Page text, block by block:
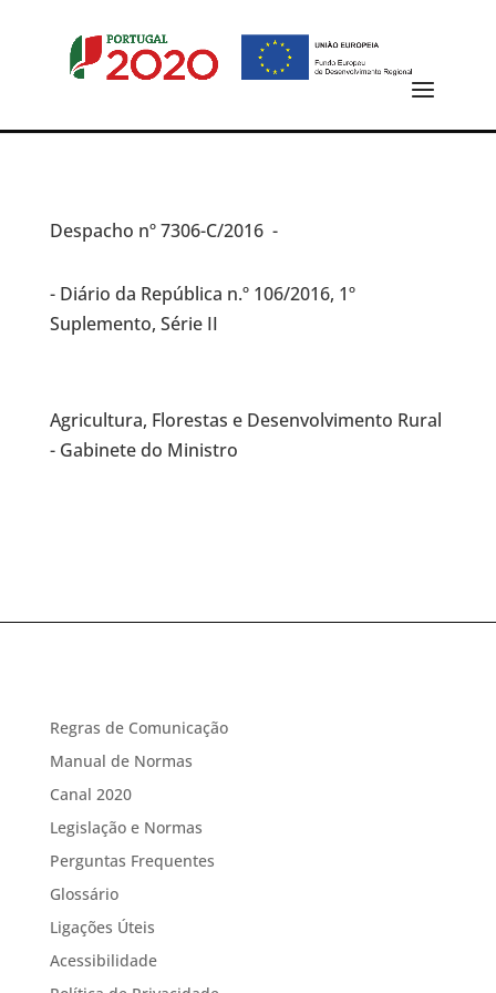
Despacho nº 7306-C/2016 -
- Diário da República n.º 106/2016, 1º
Suplemento, Série II
Agricultura, Florestas e Desenvolvimento Rural
- Gabinete do Ministro
Regras de Comunicação
Manual de Normas
Canal 2020
Legislação e Normas
Perguntas Frequentes
Glossário
Ligações Úteis
Acessibilidade